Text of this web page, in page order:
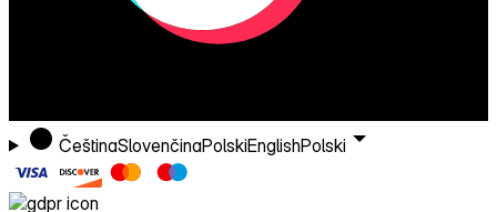
ČeštinaSlovenčinaPolskiEnglishPolski